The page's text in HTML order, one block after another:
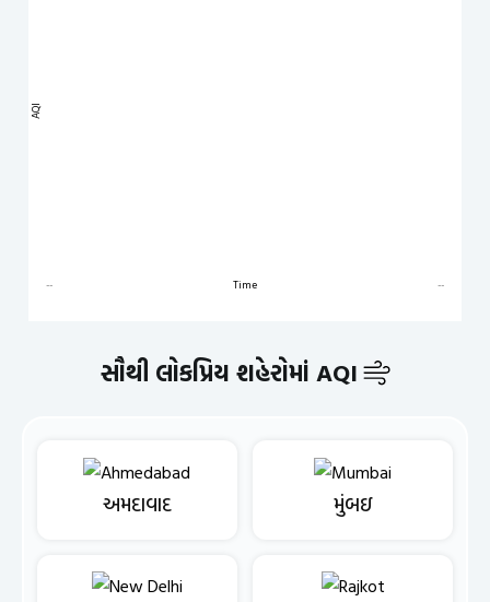
AQI
-- Time --
સૌથી લોકપ્રિય શહેરોમાં AQI
અમદાવાદ મુંબઇ